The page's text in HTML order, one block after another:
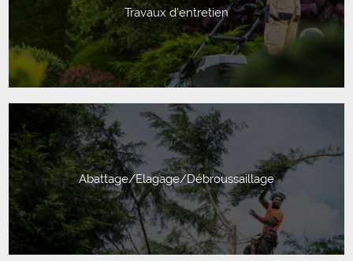
Travaux d'entretien
Abattage/Elagage/Débroussaillage